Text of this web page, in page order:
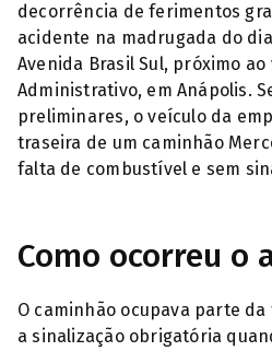
decorrência de ferimentos
acidente na madrugada do
Avenida Brasil Sul, próximo
Administrativo, em Anápolis.
preliminares, o veículo da
traseira de um caminhão
falta de combustível e sem
Como ocorreu o
O caminhão ocupava parte
a sinalização obrigatória